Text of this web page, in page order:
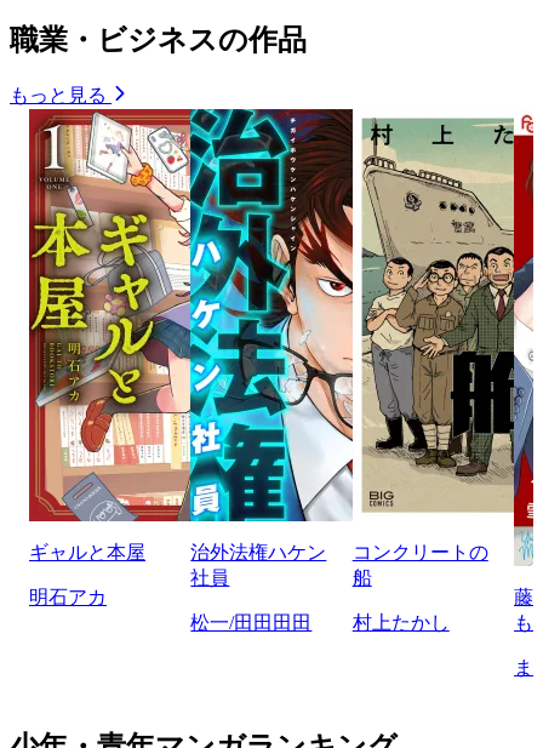
職業・ビジネスの作品
もっと見る
ギャルと本屋
明石アカ
治外法権ハケン
社員
松一/田田田田
コンクリートの
船
村上たかし
藤
も
ま